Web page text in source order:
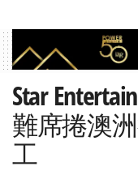
Star
難席捲澳
工